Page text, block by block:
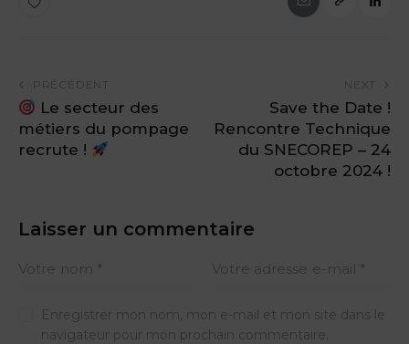
PRÉCÉDENT
Le secteur des
métiers du pompage
recrute !
NEXT
Save the Date !
Rencontre Technique
du SNECOREP – 24
octobre 2024 !
Laisser un commentaire
Enregistrer mon nom, mon e-mail et mon site dans le
navigateur pour mon prochain commentaire.